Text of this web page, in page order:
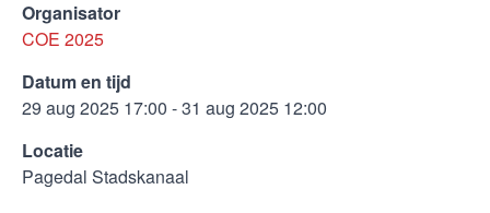
Organisator
COE 2025
Datum en tijd
29 aug 2025 17:00 - 31 aug 2025 12:00
Locatie
Pagedal Stadskanaal